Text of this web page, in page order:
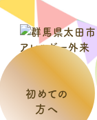
初めての
方へ